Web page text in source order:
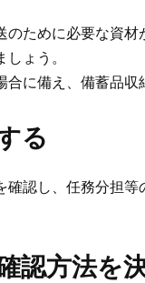
ために必要な資
ょう。
に備え、備蓄品収
る
認し、任務分担等
認方法を